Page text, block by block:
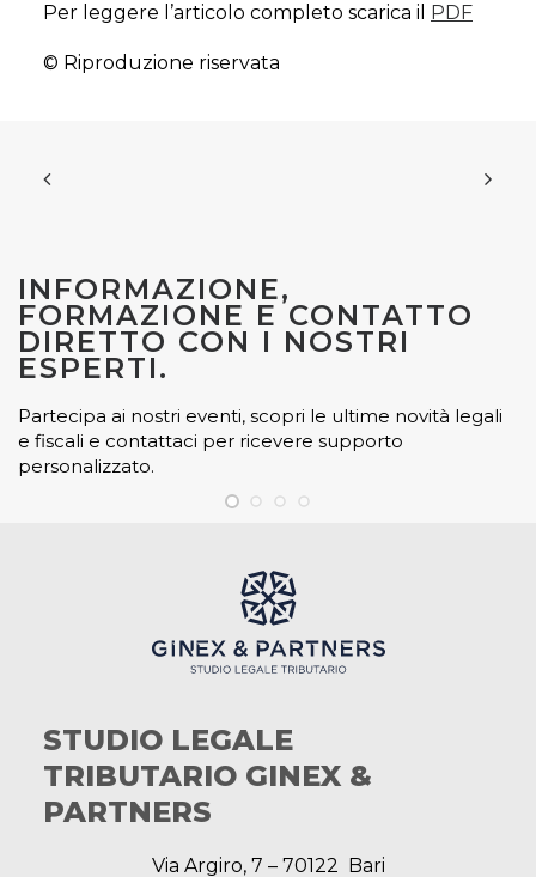
Per leggere l’articolo completo scarica il PDF
© Riproduzione riservata
INFORMAZIONE,
FORMAZIONE E CONTATTO
DIRETTO CON I NOSTRI
ESPERTI.
Partecipa ai nostri eventi, scopri le ultime novità legali
e fiscali e contattaci per ricevere supporto
personalizzato.
STUDIO LEGALE
TRIBUTARIO GINEX &
PARTNERS
Via Argiro, 7 – 70122 Bari